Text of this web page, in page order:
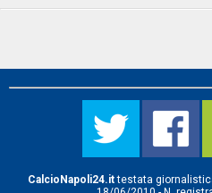
CalcioNapoli24.ittestata